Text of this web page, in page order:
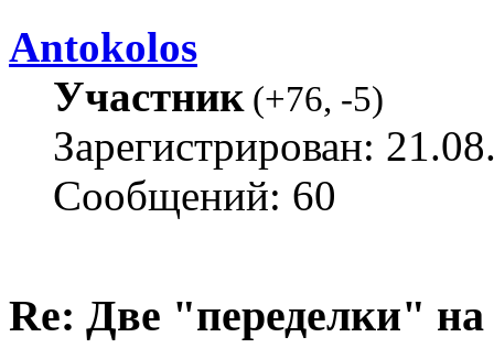
Antokolos
Участник(+76, -5)
Зарегистрирован:
Сообщений: 60
Re: Две "переделки"